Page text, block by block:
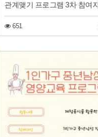
관계맺기 프로그램 3차 참여
651